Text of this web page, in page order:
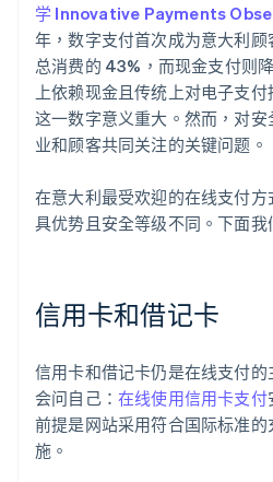
学 Innovative Payments
年，数字支付首次成为意大利
总消费的 43%，而现金支付则
上依赖现金且传统上对电子支
这一数字意义重大。然而，对
业和顾客共同关注的关键问题。
在意大利最受欢迎的在线支付
具优势且安全等级不同。下面我
信用卡和借记卡
信用卡和借记卡仍是在线支付
会问自己： 在线使用信用卡支付
前提是网站采用符合国际标准
施。